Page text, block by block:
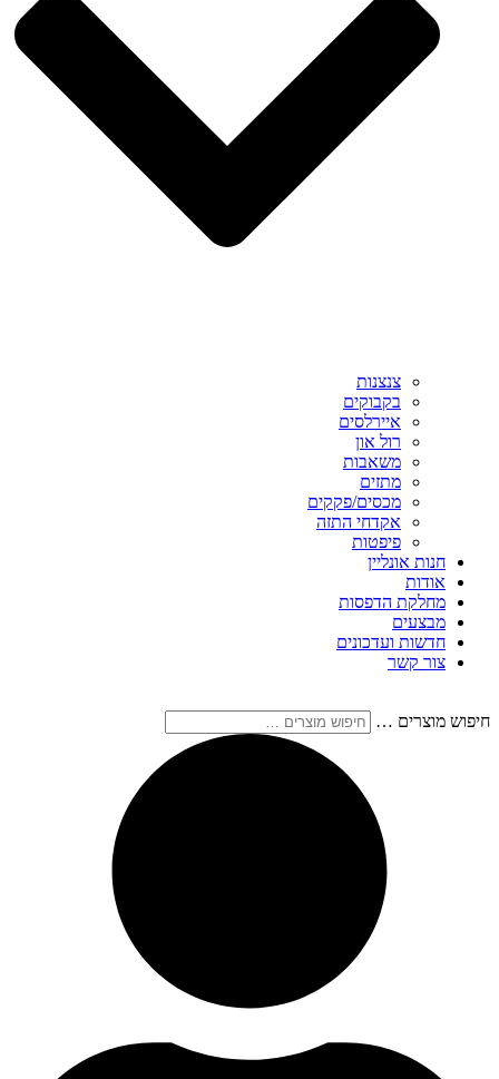
צנצנות
בקבוקים
איירלסים
רול און
משאבות
מתזים
מכסים/פקקים
אקדחי התזה
פיפטות
חנות אונליין
אודות
מחלקת הדפסות
מבצעים
חדשות ועדכונים
צור קשר
חיפוש מוצרים …